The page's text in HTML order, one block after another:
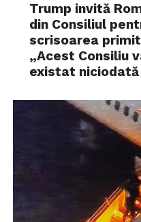
Trump invită
din Consiliul
scrisoarea
„Acest Consiliu
existat